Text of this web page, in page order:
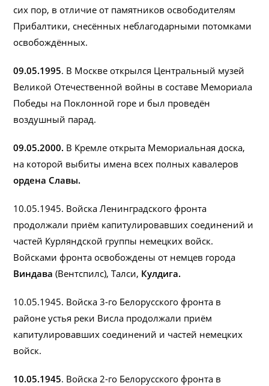
сих пор, в отличие от памятников освободителям
Прибалтики, снесённых неблагодарными потомками
освобождённых.
09.05.1995. В Москве открылся Центральный музей
Великой Отечественной войны в составе Мемориала
Победы на Поклонной горе и был проведён
воздушный парад.
09.05.2000. В Кремле открыта Мемориальная доска,
на которой выбиты имена всех полных кавалеров
ордена Славы.
10.05.1945. Войска Ленинградского фронта
продолжали приём капитулировавших соединений и
частей Курляндской группы немецких войск.
Войсками фронта освобождены от немцев города
Виндава (Вентспилс), Талси, Кулдига.
10.05.1945. Войска 3-го Белорусского фронта в
районе устья реки Висла продолжали приём
капитулировавших соединений и частей немецких
войск.
10.05.1945. Войска 2-го Белорусского фронта в